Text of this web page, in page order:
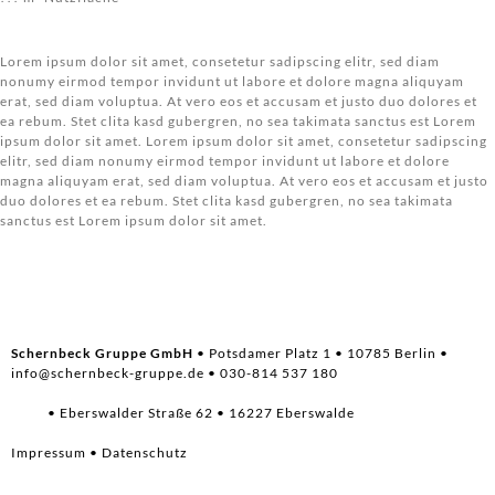
Lorem ipsum dolor sit amet, consetetur sadipscing elitr, sed diam
nonumy eirmod tempor invidunt ut labore et dolore magna aliquyam
erat, sed diam voluptua. At vero eos et accusam et justo duo dolores et
ea rebum. Stet clita kasd gubergren, no sea takimata sanctus est Lorem
ipsum dolor sit amet. Lorem ipsum dolor sit amet, consetetur sadipscing
elitr, sed diam nonumy eirmod tempor invidunt ut labore et dolore
magna aliquyam erat, sed diam voluptua. At vero eos et accusam et justo
duo dolores et ea rebum. Stet clita kasd gubergren, no sea takimata
sanctus est Lorem ipsum dolor sit amet.
Schernbeck Gruppe GmbH • Potsdamer Platz 1 • 10785 Berlin •
info@schernbeck-gruppe.de • 030-814 537 180
• Eberswalder Straße 62 • 16227 Eberswalde
Impressum • Datenschutz